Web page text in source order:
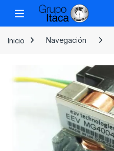
Inicio Navegación